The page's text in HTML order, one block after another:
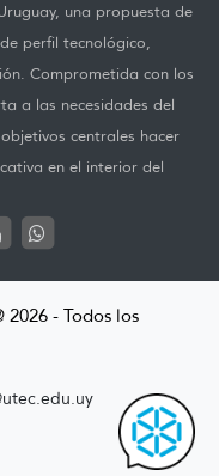
una propuesta de
perfil tecnológico,
Comprometida con los
a las necesidades del
centrales hacer
en el interior del
2026 - Todos los